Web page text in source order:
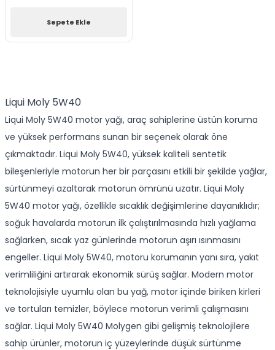
Sepete Ekle
Liqui Moly 5W40
Liqui Moly 5W40 motor yağı, araç sahiplerine üstün koruma
ve yüksek performans sunan bir seçenek olarak öne
çıkmaktadır. Liqui Moly 5W40, yüksek kaliteli sentetik
bileşenleriyle motorun her bir parçasını etkili bir şekilde yağlar,
sürtünmeyi azaltarak motorun ömrünü uzatır. Liqui Moly
5W40 motor yağı, özellikle sıcaklık değişimlerine dayanıklıdır;
soğuk havalarda motorun ilk çalıştırılmasında hızlı yağlama
sağlarken, sıcak yaz günlerinde motorun aşırı ısınmasını
engeller. Liqui Moly 5W40, motoru korumanın yanı sıra, yakıt
verimliliğini artırarak ekonomik sürüş sağlar. Modern motor
teknolojisiyle uyumlu olan bu yağ, motor içinde biriken kirleri
ve tortuları temizler, böylece motorun verimli çalışmasını
sağlar. Liqui Moly 5W40 Molygen gibi gelişmiş teknolojilere
sahip ürünler, motorun iç yüzeylerinde düşük sürtünme